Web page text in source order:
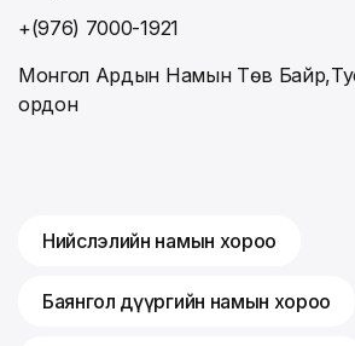
+(976) 7000-1921
Монгол Ардын Намын Төв
ордон
Нийслэлийн намын хороо
Баянгол дүүргийн намын хороо